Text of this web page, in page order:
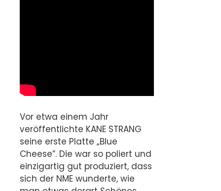
Vor etwa einem Jahr
veröffentlichte KANE STRANG
seine erste Platte „Blue
Cheese”. Die war so poliert und
einzigartig gut produziert, dass
sich der NME wunderte, wie